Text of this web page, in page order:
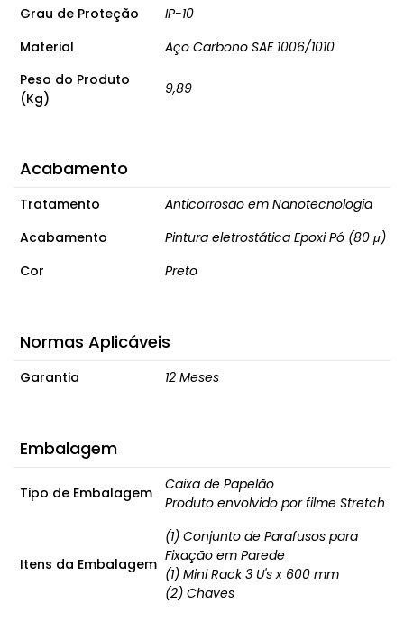
Grau de Proteção
IP-10
Material
Aço Carbono SAE 1006/1010
Peso do Produto
(Kg)
9,89
Acabamento
Tratamento
Anticorrosão em Nanotecnologia
Acabamento
Pintura eletrostática Epoxi Pó (80 μ)
Cor
Preto
Normas Aplicáveis
Garantia 12 Meses
Embalagem
Tipo de Embalagem
Caixa de Papelão
Produto envolvido por filme Stretch
Itens da Embalagem
(1) Conjunto de Parafusos para
Fixação em Parede
(1) Mini Rack 3 U's x 600 mm
(2) Chaves